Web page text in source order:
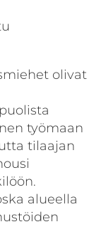
olivat
työmaan
tilaajan
alueella